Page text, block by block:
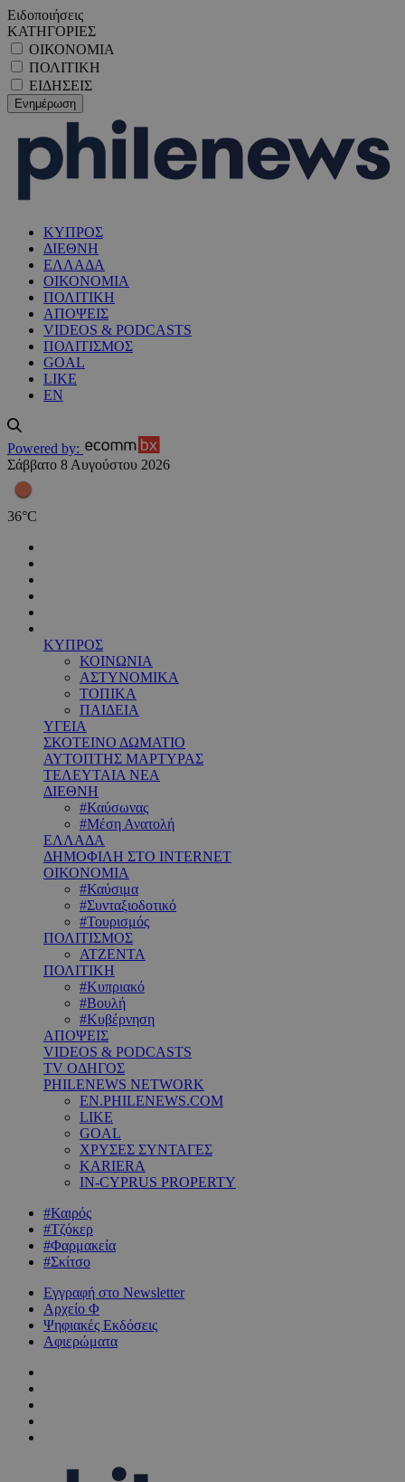
Ειδοποιήσεις
ΚΑΤΗΓΟΡΙΕΣ
ΟΙΚΟΝΟΜΙΑ
ΠΟΛΙΤΙΚΗ
ΕΙΔΗΣΕΙΣ
ΚΥΠΡΟΣ
ΔΙΕΘΝΗ
ΕΛΛΑΔΑ
ΟΙΚΟΝΟΜΙΑ
ΠΟΛΙΤΙΚΗ
ΑΠΟΨΕΙΣ
VIDEOS & PODCASTS
ΠΟΛΙΤΙΣΜΟΣ
GOAL
LIKE
EN
Powered by:
Σάββατο 8 Αυγούστου 2026
36°C
ΚΥΠΡΟΣ
ΚΟΙΝΩΝΙΑ
ΑΣΤΥΝΟΜΙΚΑ
ΤΟΠΙΚΑ
ΠΑΙΔΕΙΑ
ΥΓΕΙΑ
ΣΚΟΤΕΙΝΟ ΔΩΜΑΤΙΟ
ΑΥΤΟΠΤΗΣ ΜΑΡΤΥΡΑΣ
ΤΕΛΕΥΤΑΙΑ ΝΕΑ
ΔΙΕΘΝΗ
#Καύσωνας
#Μέση Ανατολή
ΕΛΛΑΔΑ
ΔΗΜΟΦΙΛΗ ΣΤΟ INTERNET
ΟΙΚΟΝΟΜΙΑ
#Καύσιμα
#Συνταξιοδοτικό
#Τουρισμός
ΠΟΛΙΤΙΣΜΟΣ
ΑΤΖΕΝΤΑ
ΠΟΛΙΤΙΚΗ
#Κυπριακό
#Βουλή
#Κυβέρνηση
ΑΠΟΨΕΙΣ
VIDEOS & PODCASTS
TV ΟΔΗΓΟΣ
PHILENEWS NETWORK
EN.PHILENEWS.COM
LIKE
GOAL
ΧΡΥΣΕΣ ΣΥΝΤΑΓΕΣ
KARIERA
IN-CYPRUS PROPERTY
#Καιρός
#Τζόκερ
#Φαρμακεία
#Σκίτσο
Εγγραφή στο Newsletter
Αρχείο Φ
Ψηφιακές Εκδόσεις
Αφιερώματα